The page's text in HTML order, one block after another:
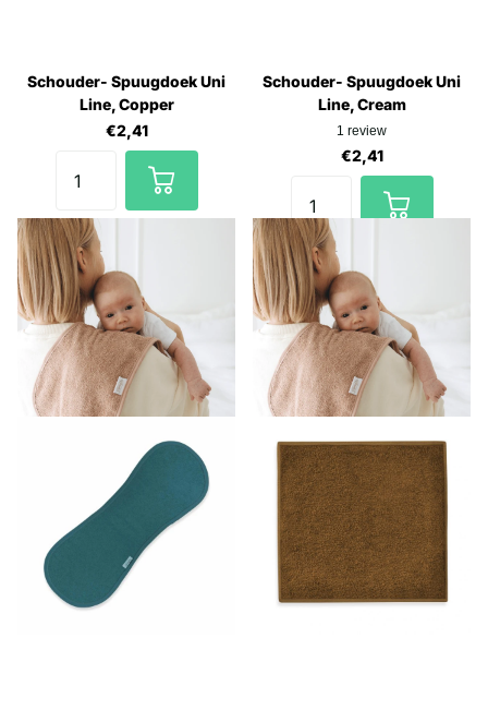
Schouder- Spuugdoek Uni
Line, Copper
€2,41
Schouder- Spuugdoek Uni
Line, Cream
1 review
€2,41